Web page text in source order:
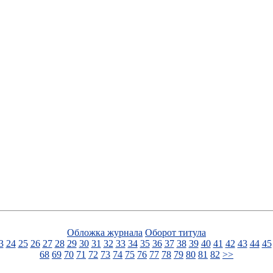
Обложка журнала Оборот титула
24 25 26 27 28 29 30 31 32 33 34 35 36 37 38 39 40 41 42 43 44 45
68 69 70 71 72 73 74 75 76 77 78 79 80 81 82 >>